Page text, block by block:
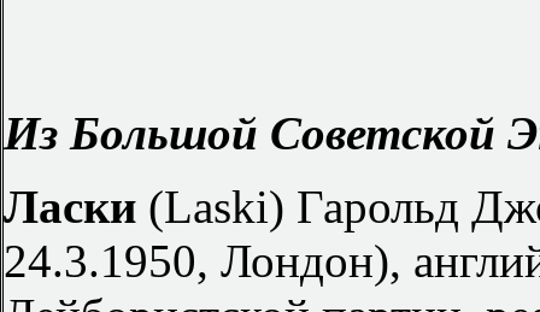
Из Большой Советской
Ласки (Laski) Гарольд
24.3.1950, Лондон),